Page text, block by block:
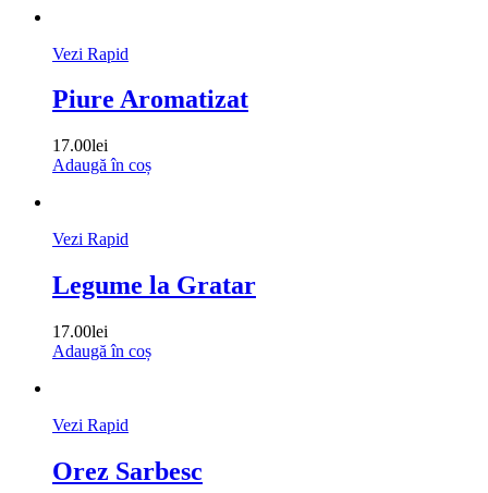
Vezi Rapid
Piure Aromatizat
17.00lei
Adaugă în coș
Vezi Rapid
Legume la Gratar
17.00lei
Adaugă în coș
Vezi Rapid
Orez Sarbesc